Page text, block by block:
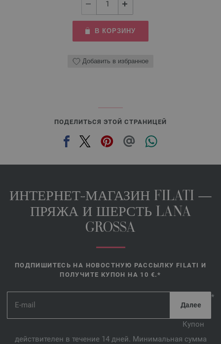
В КОРЗИНУ
Добавить в избранное
ПОДЕЛИТЬСЯ ЭТОЙ СТРАНИЦЕЙ
ИНТЕРНЕТ-МАГАЗИН FILATI —
ПРЯЖА И ШЕРСТЬ LANA
GROSSA
ПОДПИШИТЕСЬ НА НОВОСТНУЮ РАССЫЛКУ FILATI И
ПОЛУЧИТЕ КУПОН НА 10 €.*
*
Купон
действителен в течение 14 дней. Минимальная сумма